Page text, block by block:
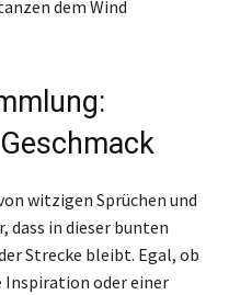
dem Wind
witzigen Sprüchen und
in dieser bunten
Strecke bleibt. Egal, ob
Inspiration oder einer